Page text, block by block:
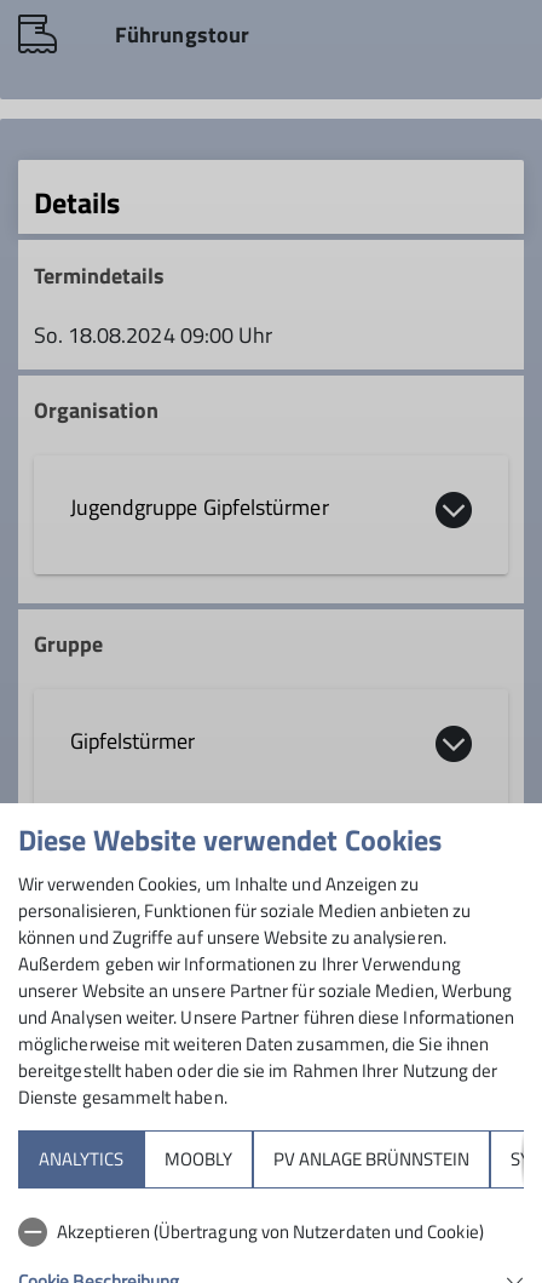
Führungstour
Details
Termindetails
So. 18.08.2024 09:00 Uhr
Organisation
Jugendgruppe Gipfelstürmer
gipfelstuermer@dav-rosenheim.de
Gruppe
Gipfelstürmer
Abenteuerlustige, Bergbegeisterte und
Details
Anmeldung
Bei den Gruppenleitern der Gipfelstürmer
Sektion
Hochrieshütte
Diese Website verwendet Cookies
Wir verwenden Cookies, um Inhalte und Anzeigen zu
personalisieren, Funktionen für soziale Medien anbieten zu
können und Zugriffe auf unsere Website zu analysieren.
Außerdem geben wir Informationen zu Ihrer Verwendung
unserer Website an unsere Partner für soziale Medien, Werbung
und Analysen weiter. Unsere Partner führen diese Informationen
möglicherweise mit weiteren Daten zusammen, die Sie ihnen
bereitgestellt haben oder die sie im Rahmen Ihrer Nutzung der
Dienste gesammelt haben.
ANALYTICS MOOBLY PV ANLAGE BRÜNNSTEIN
Akzeptieren (Übertragung von Nutzerdaten und Cookie)